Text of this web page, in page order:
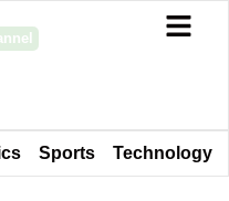
Sports Technology